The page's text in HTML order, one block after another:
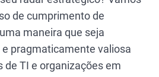
de cumprimento de
maneira que seja
pragmaticamente valiosa
TI e organizações em